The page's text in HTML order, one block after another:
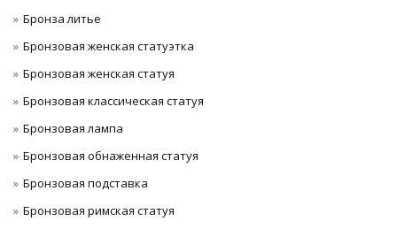
Бронза литье
Бронзовая женская статуэтка
Бронзовая женская статуя
Бронзовая классическая статуя
Бронзовая лампа
Бронзовая обнаженная статуя
Бронзовая подставка
Бронзовая римская статуя